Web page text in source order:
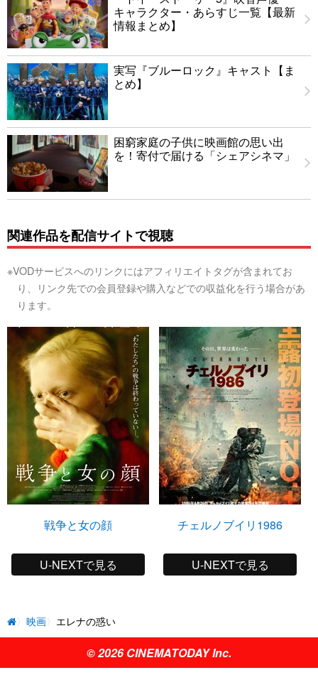
キャラクター・あらすじ一覧【最新
情報まとめ】
実写『ブルーロック』キャスト【ま
とめ】
困窮家庭の子供に映画館の思い出
を！寄付で届ける「シェアシネマ」
関連作品を配信サイトで視聴
※VODサービスへのリンクにはアフィリエイトタグが含まれてお
り、リンク先での会員登録や購入などでの収益化を行う場合があ
ります。
戦争と女の顔
U-NEXTで見る
チェルノブイリ1986
U-NEXTで見る
映画 エレナの惑い
© 2026 CINEMATODAY Inc.